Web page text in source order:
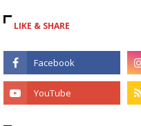
LIKE & SHARE